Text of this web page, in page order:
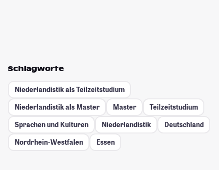
Schlagworte
Niederlandistik als Teilzeitstudium
Niederlandistik als Master
Master
Teilzeitstudium
Sprachen und Kulturen
Niederlandistik
Deutschland
Nordrhein-Westfalen
Essen